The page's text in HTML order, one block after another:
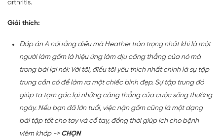
arthritis.
Giải thích:
Đáp án A nói rằng điều mà Heather trân trọng nhất khi là một
người làm gốm là hiệu ứng làm dịu căng thẳng của nó mà
trong bài lại nói: Với tôi, điều tôi yêu thích nhất chính là sự tập
trung cần có để làm ra một chiếc bình đẹp. Sự tập trung đó
giúp ta tạm gác lại những căng thẳng của cuộc sống thường
ngày. Nếu bạn đã lớn tuổi, việc nặn gốm cũng là một dạng
bài tập tốt cho tay và cổ tay, đồng thời giúp ích cho bệnh
viêm khớp -> CHỌN